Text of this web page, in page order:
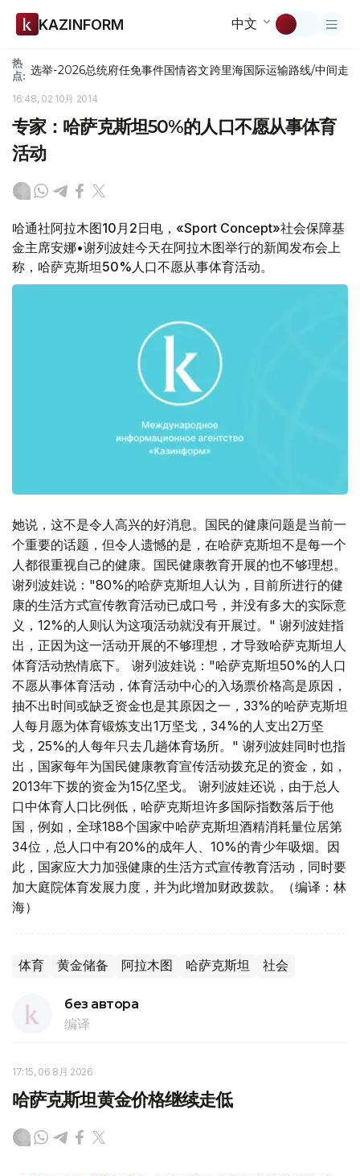
KAZINFORM 中文
热
点: 选举-2026总统府任免事件国情咨文跨里海国际运输路线/中间走廊
16:48, 02 10月 2014
专家：哈萨克斯坦50%的人口不愿从事体育
活动
哈通社阿拉木图10月2日电，«Sport Concept»社会保障基
金主席安娜•谢列波娃今天在阿拉木图举行的新闻发布会上
称，哈萨克斯坦50%人口不愿从事体育活动。
她说，这不是令人高兴的好消息。国民的健康问题是当前一
个重要的话题，但令人遗憾的是，在哈萨克斯坦不是每一个
人都很重视自己的健康。国民健康教育开展的也不够理想。
谢列波娃说："80%的哈萨克斯坦人认为，目前所进行的健
康的生活方式宣传教育活动已成口号，并没有多大的实际意
义，12%的人则认为这项活动就没有开展过。" 谢列波娃指
出，正因为这一活动开展的不够理想，才导致哈萨克斯坦人
体育活动热情底下。 谢列波娃说："哈萨克斯坦50%的人口
不愿从事体育活动，体育活动中心的入场票价格高是原因，
抽不出时间或缺乏资金也是其原因之一，33%的哈萨克斯坦
人每月愿为体育锻炼支出1万坚戈，34%的人支出2万坚
戈，25%的人每年只去几趟体育场所。" 谢列波娃同时也指
出，国家每年为国民健康教育宣传活动拨充足的资金，如，
2013年下拨的资金为15亿坚戈。 谢列波娃还说，由于总人
口中体育人口比例低，哈萨克斯坦许多国际指数落后于他
国，例如，全球188个国家中哈萨克斯坦酒精消耗量位居第
34位，总人口中有20%的成年人、10%的青少年吸烟。因
此，国家应大力加强健康的生活方式宣传教育活动，同时要
加大庭院体育发展力度，并为此增加财政拨款。（编译：林
海）
体育 黄金储备 阿拉木图 哈萨克斯坦 社会
без автора
编译
17:15, 06 8月 2026
哈萨克斯坦黄金价格继续走低